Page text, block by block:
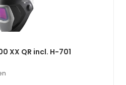
XX QR incl. H-701